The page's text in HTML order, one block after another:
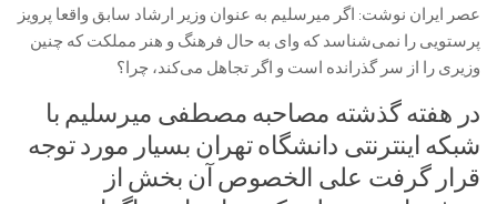
عصر ایران نوشت: اگر میرسلیم به عنوان وزیر ارشاد سابق واقعا پرویز
پرستویی را نمی‌شناسد که وای به حال فرهنگ و هنر مملکت که چنین
وزیری را از سر گذرانده است و اگر تجاهل می‌کند، چرا؟
در هفته گذشته مصاحبه مصطفی میرسلیم با
شبکه اینترنتی دانشگاه تهران بسیار مورد توجه
قرار گرفت علی الخصوص آن بخش از